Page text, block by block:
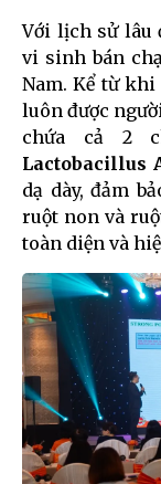
Với lịch sử lâu
vi sinh bán
Nam. Kể từ khi
luôn được
chứa cả 2
Lactobacillus
dạ dày, đảm
ruột non và
toàn diện và